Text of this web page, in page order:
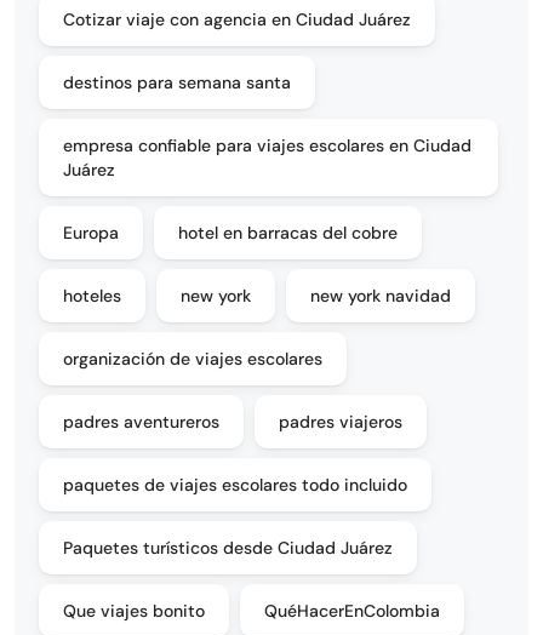
Cotizar viaje con agencia en Ciudad Juárez
destinos para semana santa
empresa confiable para viajes escolares en Ciudad
Juárez
Europa hotel en barracas del cobre
hoteles new york new york navidad
organización de viajes escolares
padres aventureros padres viajeros
paquetes de viajes escolares todo incluido
Paquetes turísticos desde Ciudad Juárez
Que viajes bonito QuéHacerEnColombia